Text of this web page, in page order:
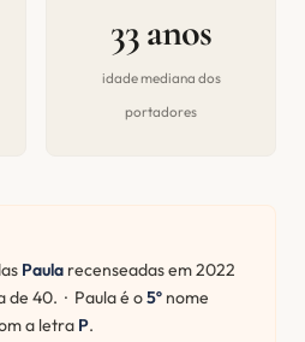
33 anos
idade mediana dos
portadores
Paula recenseadas em 2022
de 40. · Paula é o5º nome
a letra P.